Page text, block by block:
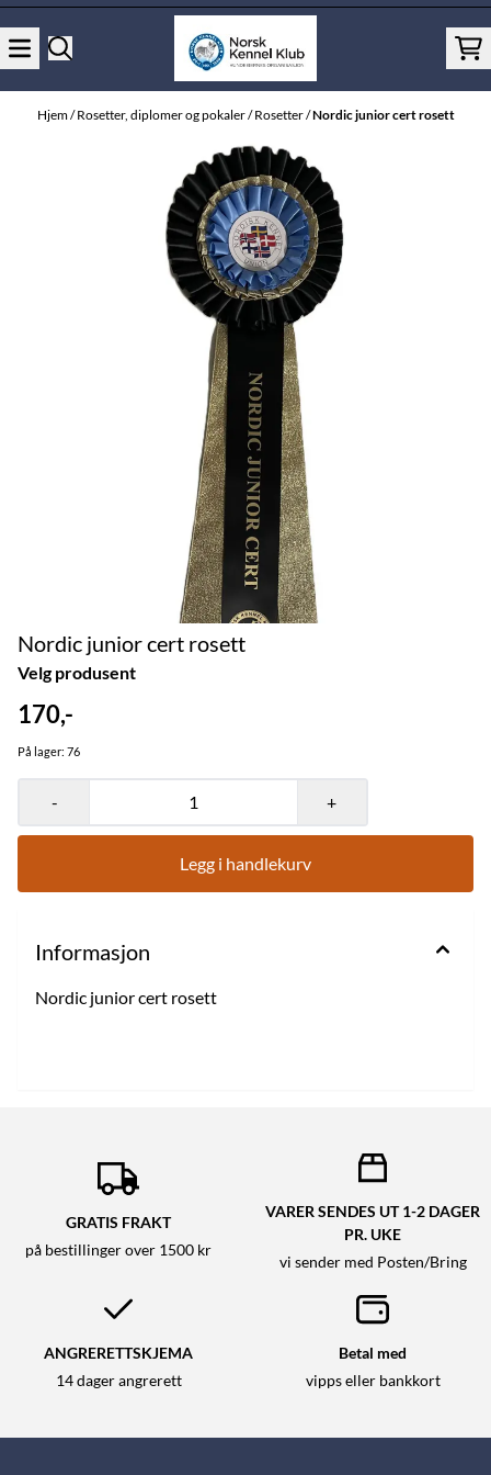
Hjem/Rosetter, diplomer og pokaler/Rosetter/Nordic junior cert rosett
Nordic junior cert rosett
Velg produsent
170,-
På lager: 76
- +
Legg i handlekurv
Informasjon
Nordic junior cert rosett
GRATIS FRAKT
på bestillinger over 1500 kr
VARER SENDES UT 1-2 DAGER
PR. UKE
vi sender med Posten/Bring
ANGRERETTSKJEMA
14 dager angrerett
Betal med
vipps eller bankkort